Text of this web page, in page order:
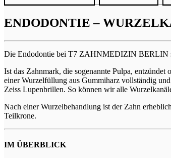
ENDODONTIE –
Die Endodontie bei T7 ZAHNMEDIZIN BERLIN
Ist das Zahnmark, die sogenannte Pulpa,
einer Wurzelfüllung aus Gummiharz vollständig
Zeiss Lupenbrillen. So können wir alle
Nach einer Wurzelbehandlung ist der Zahn
Teilkrone.
IM ÜBERBLICK